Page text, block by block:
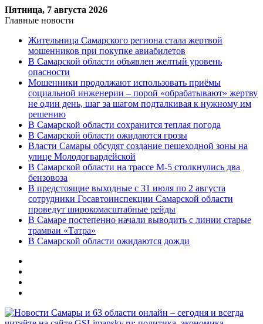
Пятница, 7 августа 2026
Главные новости
Жительница Самарского региона стала жертвой
мошенников при покупке авиабилетов
В Самарской области объявлен желтый уровень
опасности
Мошенники продолжают использовать приёмы
социальной инженерии – порой «обрабатывают» жертву
не один день, шаг за шагом подталкивая к нужному им
решению
В Самарской области сохранится теплая погода
В Самарской области ожидаются грозы
Власти Самары обсудят создание пешеходной зоны на
улице Молодогвардейской
В Самарской области на трассе М-5 столкнулись два
бензовоза
В предстоящие выходные с 31 июля по 2 августа
сотрудники Госавтоинспекции Самарской области
проведут широкомасштабные рейды
В Самаре постепенно начали выводить с линии старые
трамваи «Татра»
В Самарской области ожидаются дожди
Меню